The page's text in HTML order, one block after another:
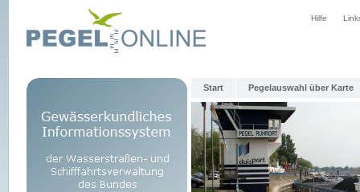
Hilfe
Start Pegelauswahl über Karte